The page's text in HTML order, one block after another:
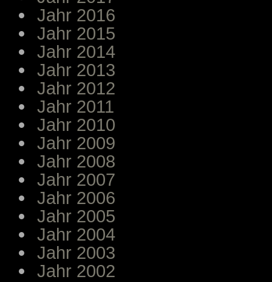
Jahr 2016
Jahr 2015
Jahr 2014
Jahr 2013
Jahr 2012
Jahr 2011
Jahr 2010
Jahr 2009
Jahr 2008
Jahr 2007
Jahr 2006
Jahr 2005
Jahr 2004
Jahr 2003
Jahr 2002